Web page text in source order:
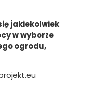
jakiekolwiek
w wyborze
ogrodu,